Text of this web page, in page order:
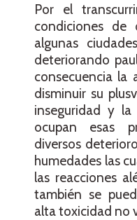
Por el
condiciones de
algunas
deteriorando
consecuencia la
disminuir su
inseguridad y
ocupan esas
diversos
humedades las
las reacciones
también se
alta toxicidad no